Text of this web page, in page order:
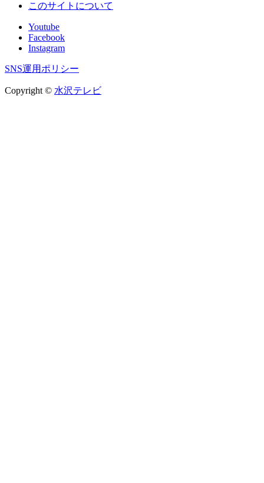
このサイトについて
Youtube
Facebook
Instagram
SNS運用ポリシー
Copyright © 水沢テレビ